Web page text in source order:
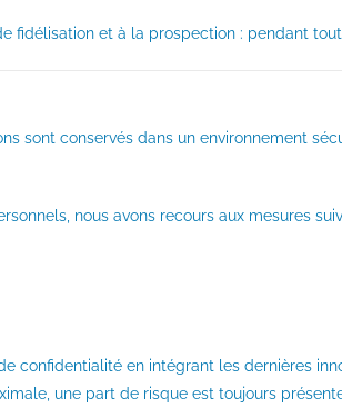
fidélisation et à la prospection : pendant
sont conservés dans un environnement
nous avons recours aux mesures
confidentialité en intégrant les dernières
une part de risque est toujours